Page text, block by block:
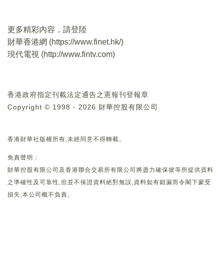
更多精彩內容，請登陸
財華香港網 (https://www.finet.hk/)
現代電視 (http://www.fintv.com)
香港政府指定刊載法定通告之憲報刊登報章
Copyright © 1998 - 2026 財華控股有限公司
香港財華社版權所有,未經同意不得轉載。
免責聲明：
財華控股有限公司及香港聯合交易所有限公司將盡力確保彼等所提供資料
之準確性及可靠性,但並不保證資料絕對無誤,資料如有錯漏而令閣下蒙受
損失,本公司概不負責。